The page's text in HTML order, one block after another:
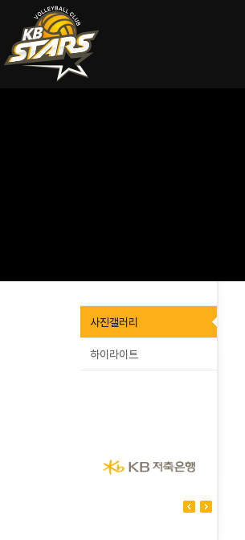
사진갤러리
하이라이트